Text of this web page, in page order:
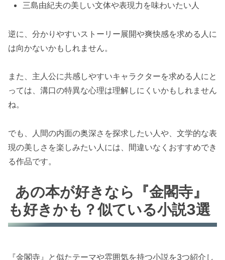
三島由紀夫の美しい文体や表現力を味わいたい人
逆に、分かりやすいストーリー展開や爽快感を求める人に
は向かないかもしれません。
また、主人公に共感しやすいキャラクターを求める人にと
っては、溝口の特異な心理は理解しにくいかもしれません
ね。
でも、人間の内面の奥深さを探求したい人や、文学的な表
現の美しさを楽しみたい人には、間違いなくおすすめでき
る作品です。
あの本が好きなら『金閣寺』
も好きかも？似ている小説3選
『金閣寺』と似たテーマや雰囲気を持つ小説を3つ紹介し